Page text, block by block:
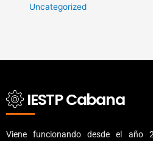
Uncategorized
IESTP Cabana
Viene funcionando desde el año